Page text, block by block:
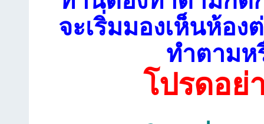
จะเริ่มมองเห็นห้อ
ทำตามห
โปรดอย่